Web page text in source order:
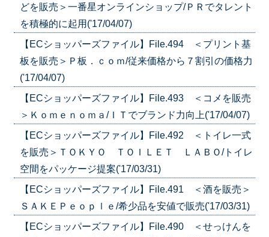
どを販売＞一番星オンラインショップ/ＰＲでタレント
を積極的に起用('17/04/07)
【ECショッパーズファイル】File.494 ＜プリント基
板を販売＞Ｐ板．ｃｏｍ/従来価格から７割引の価格力
('17/04/07)
【ECショッパーズファイル】File.493 ＜コメを販売
＞Ｋｏｍｅｎｏｍａ/ＩＴでブランド力向上('17/04/07)
【ECショッパーズファイル】File.492 ＜トイレ一式
を販売＞ＴＯＫＹＯ ＴＯＩＬＥＴ ＬＡＢＯ/トイレ
空間をパッケージ提案('17/03/31)
【ECショッパーズファイル】File.491 ＜酒を販売＞
ＳＡＫＥＰｅｏｐｌｅ/希少品を安値で販売('17/03/31)
【ECショッパーズファイル】File.490 ＜せっけんを